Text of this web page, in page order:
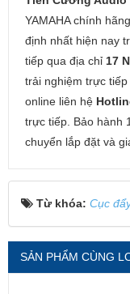
YAMAHA chính
định nhất hiện nay
tiếp qua địa chỉ 17
trải nghiệm trực
online liên hệ
trực tiếp. Bảo hành
chuyển lắp đặt và
Từ khóa: Cục
SẢN PHẨM CÙNG